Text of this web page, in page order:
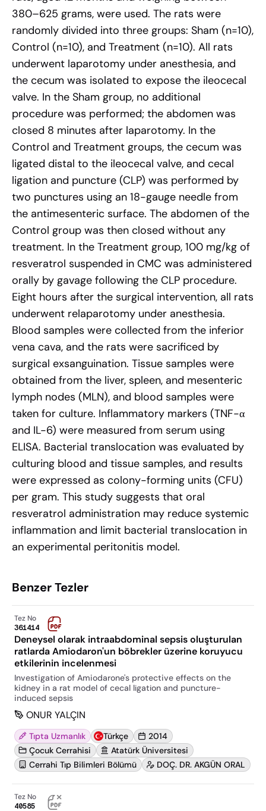
380–625 grams, were used. The rats were
randomly divided into three groups: Sham (n=10),
Control (n=10), and Treatment (n=10). All rats
underwent laparotomy under anesthesia, and
the cecum was isolated to expose the ileocecal
valve. In the Sham group, no additional
procedure was performed; the abdomen was
closed 8 minutes after laparotomy. In the
Control and Treatment groups, the cecum was
ligated distal to the ileocecal valve, and cecal
ligation and puncture (CLP) was performed by
two punctures using an 18-gauge needle from
the antimesenteric surface. The abdomen of the
Control group was then closed without any
treatment. In the Treatment group, 100 mg/kg of
resveratrol suspended in CMC was administered
orally by gavage following the CLP procedure.
Eight hours after the surgical intervention, all rats
underwent relaparotomy under anesthesia.
Blood samples were collected from the inferior
vena cava, and the rats were sacrificed by
surgical exsanguination. Tissue samples were
obtained from the liver, spleen, and mesenteric
lymph nodes (MLN), and blood samples were
taken for culture. Inflammatory markers (TNF-α
and IL-6) were measured from serum using
ELISA. Bacterial translocation was evaluated by
culturing blood and tissue samples, and results
were expressed as colony-forming units (CFU)
per gram. This study suggests that oral
resveratrol administration may reduce systemic
inflammation and limit bacterial translocation in
an experimental peritonitis model.
Benzer Tezler
Tez No
361414
Deneysel olarak intraabdominal sepsis oluşturulan
ratlarda Amiodaron'un böbrekler üzerine koruyucu
etkilerinin incelenmesi
Investigati̇on of Amiodarone's protective effects on the
kidney in a rat model of cecal li̇gati̇on and puncture-
induced sepsi̇s
ONUR YALÇIN
Tıpta Uzmanlık Türkçe
2014
Çocuk Cerrahisi
Atatürk Üniversitesi
Cerrahi Tıp Bilimleri Bölümü
DOÇ. DR. AKGÜN ORAL
Tez No
40585